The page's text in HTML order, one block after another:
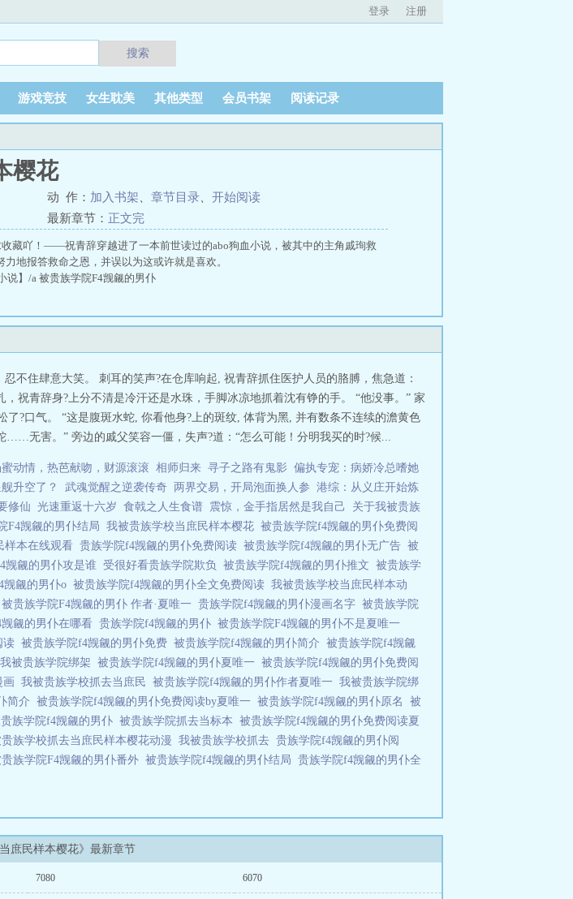
登录 注册
搜索
游戏竞技 女生耽美 其他类型 会员书架 阅读记录
樱花
动 作： 加入书架 章节目录
开始阅读
最新章节： 正文完
藏吖！——祝青辞穿越进了一本前世读过的abo狗血小说，被其中的主角戚珣救
报答救命之恩，并误以为这或许就是喜欢。
说】/a 被贵族学院F4觊觎的男仆
不住肆意大笑。 刺耳的笑声?在仓库响起, 祝青辞抓住医护人员的胳膊，焦急道：
祝青辞身?上分不清是冷汗还是水珠，手脚冰凉地抓着沈有铮的手。 “他没事。” 家
?口气。 “这是腹斑水蛇, 你看他身?上的斑纹, 体背为黑, 并有数条不连续的澹黄色
无害。” 旁边的戚父笑容一僵，失声?道：“怎么可能！分明我买的时?候...
动情，热芭献吻，财源滚滚 相师归来 寻子之路有鬼影 偏执专宠：病娇冷总嗜她
升空了？ 武魂觉醒之逆袭传奇 两界交易，开局泡面换人参 港综：从义庄开始炼
修仙 光速重返十六岁 食戟之人生食谱 震惊，金手指居然是我自己
关于我被贵族
F4觊觎的男仆结局 我被贵族学校当庶民样本樱花 被贵族学院f4觊觎的男仆免费阅
样本在线观看 贵族学院f4觊觎的男仆免费阅读 被贵族学院f4觊觎的男仆无广告 被
觊觎的男仆攻是谁 受很好看贵族学院欺负 被贵族学院f4觊觎的男仆推文 被贵族学
觊觎的男仆o 被贵族学院f4觊觎的男仆全文免费阅读 我被贵族学校当庶民样本动
被贵族学院F4觊觎的男仆 作者·夏唯一 贵族学院f4觊觎的男仆漫画名字 被贵族学院
觎的男仆在哪看 贵族学院f4觊觎的男仆 被贵族学院F4觊觎的男仆不是夏唯一
读 被贵族学院f4觊觎的男仆免费 被贵族学院f4觊觎的男仆简介 被贵族学院f4觊觎
我被贵族学院绑架 被贵族学院f4觊觎的男仆夏唯一 被贵族学院f4觊觎的男仆免费阅
画 我被贵族学校抓去当庶民 被贵族学院f4觊觎的男仆作者夏唯一 我被贵族学院绑
简介 被贵族学院f4觊觎的男仆免费阅读by夏唯一 被贵族学院f4觊觎的男仆原名 被
族学院f4觊觎的男仆 被贵族学院抓去当标本 被贵族学院f4觊觎的男仆免费阅读夏
族学校抓去当庶民样本樱花动漫 我被贵族学校抓去 贵族学院f4觊觎的男仆阅
族学院F4觊觎的男仆番外 被贵族学院f4觊觎的男仆结局 贵族学院f4觊觎的男仆全
庶民样本樱花》最新章节
7080 6070